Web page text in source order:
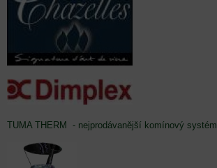
TUMA THERM - nejprodávanější komínový systém